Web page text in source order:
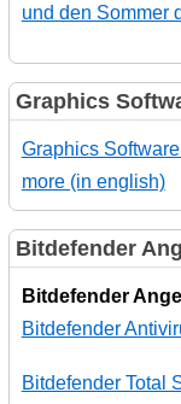
und den Sommer
Graphics
Graphics
more (in english)
Bitdefender
Bitdefender
Bitdefender
Bitdefender Total